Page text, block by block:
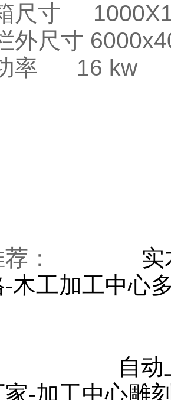
寸
尺寸
率 16 kw
推荐：
木工加工中心
自
-加工中心雕